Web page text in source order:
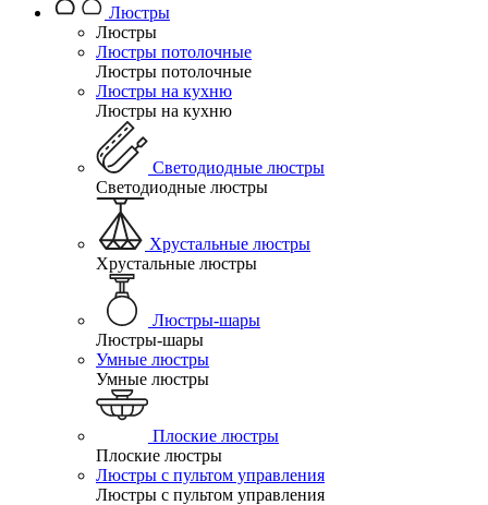
Люстры
Люстры
Люстры потолочные
Люстры потолочные
Люстры на кухню
Люстры на кухню
Светодиодные люстры
Светодиодные люстры
Хрустальные люстры
Хрустальные люстры
Люстры-шары
Люстры-шары
Умные люстры
Умные люстры
Плоские люстры
Плоские люстры
Люстры с пультом управления
Люстры с пультом управления